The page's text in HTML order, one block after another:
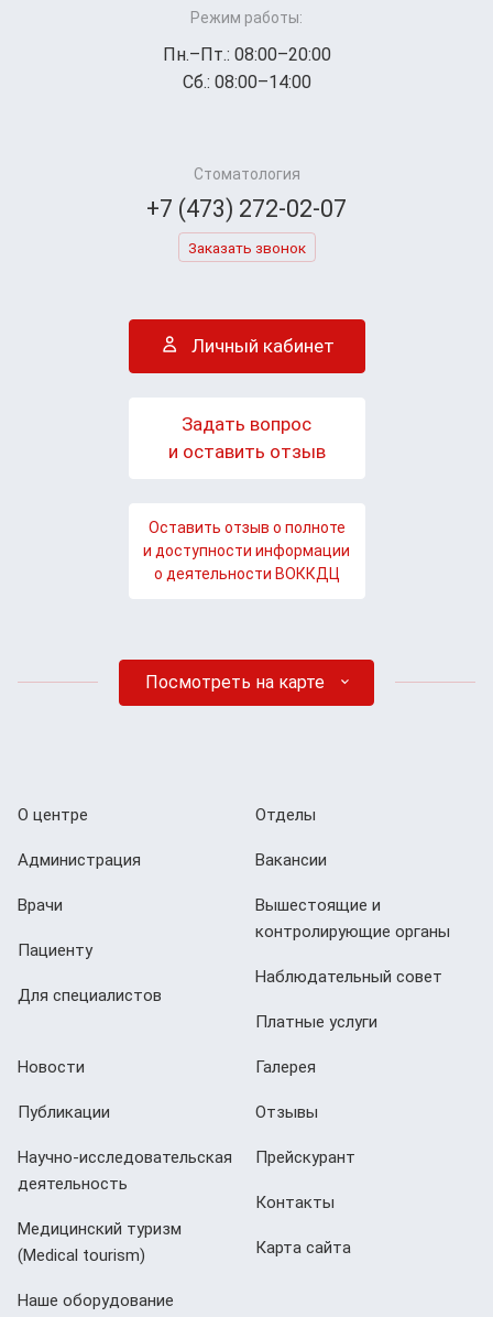
Режим работы:
Пн.–Пт.: 08:00–20:00
Сб.: 08:00–14:00
Стоматология
+7 (473) 272-02-07
Заказать звонок
Личный кабинет
Задать вопрос
и оставить отзыв
Оставить отзыв о полноте
и доступности информации
о деятельности ВОККДЦ
Посмотреть на карте
О центре
Администрация
Врачи
Пациенту
Для специалистов
Отделы
Вакансии
Вышестоящие и
контролирующие органы
Наблюдательный совет
Платные услуги
Новости
Публикации
Научно-исследовательская
деятельность
Медицинский туризм
(Мedical tourism)
Наше оборудование
Галерея
Отзывы
Прейскурант
Контакты
Карта сайта